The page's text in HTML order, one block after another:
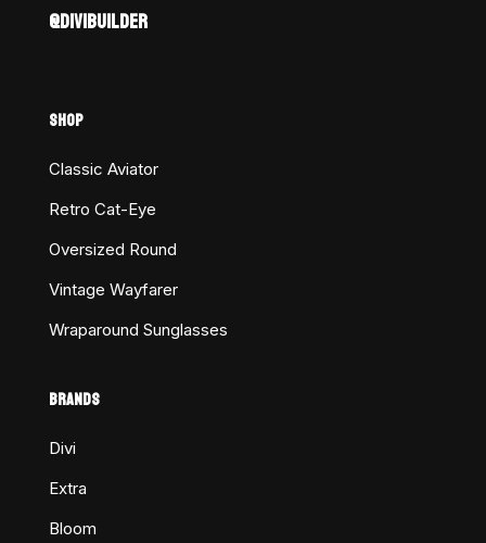
@DIVIBUILDER
SHOP
Classic Aviator
Retro Cat-Eye
Oversized Round
Vintage Wayfarer
Wraparound Sunglasses
BRANDS
Divi
Extra
Bloom